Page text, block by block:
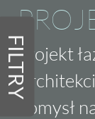
FILTRYProjekt
Pomysł